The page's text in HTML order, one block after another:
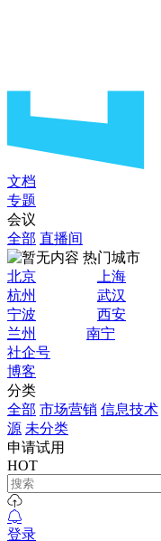
文档
专题
会议
全部 直播间
热门城市
北京
上海
杭州
武汉
宁波
西安
兰州
南宁
社企号
博客
分类
全部 市场营销 信息技术
源 未分类
申请试用
HOT
登录